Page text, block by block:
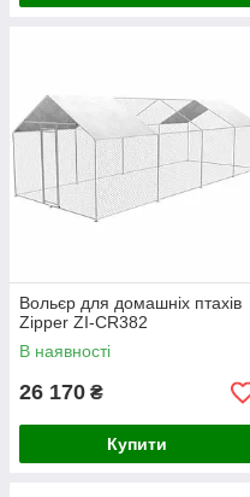
Вольєр для домашніх птахів
Zipper ZI-CR382
В наявності
26 170 ₴
Купити